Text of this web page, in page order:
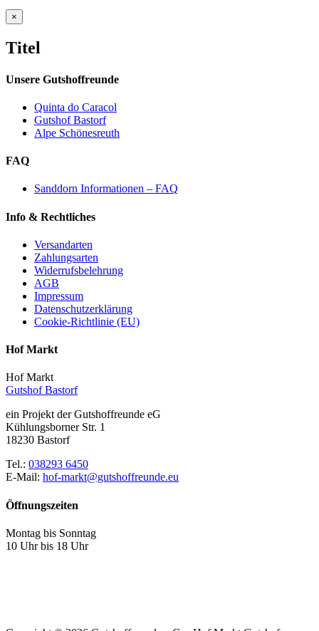
Close
product
view
×
Titel
Unsere Gutshoffreunde
Quinta do Caracol
Gutshof Bastorf
Alpe Schönesreuth
FAQ
Sanddorn Informationen – FAQ
Info & Rechtliches
Versandarten
Zahlungsarten
Widerrufsbelehrung
AGB
Impressum
Datenschutzerklärung
Cookie-Richtlinie (EU)
Hof Markt
Hof Markt
Gutshof Bastorf
ein Projekt der Gutshoffreunde eG
Kühlungsborner Str. 1
18230 Bastorf
Tel.: 038293 6450
E-Mail: hof-markt@gutshoffreunde.eu
Öffnungszeiten
Montag bis Sonntag
10 Uhr bis 18 Uhr